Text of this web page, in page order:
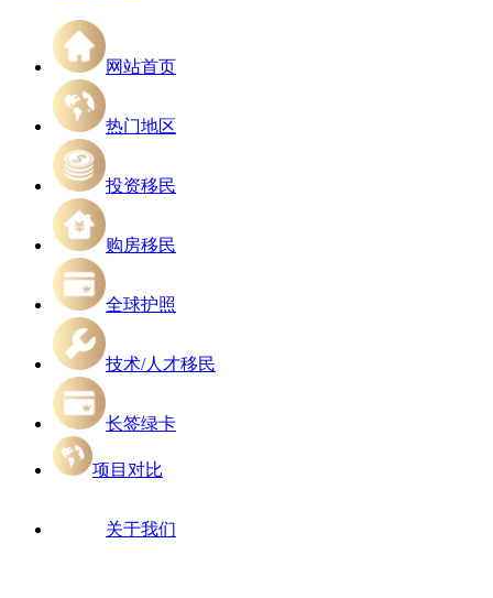
网站首页
热门地区
投资移民
购房移民
全球护照
技术/人才移民
长签绿卡
项目对比
关于我们